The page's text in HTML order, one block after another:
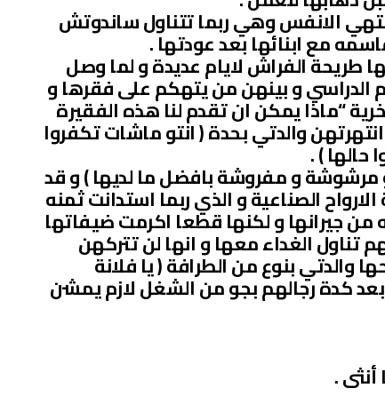
الانفس وهي ربما تتناول ساندوتش
مع ابنائها بعد عودتها .
طريحة الفراش لايام عديدة و لما وصل
الدراسي و بينهن من يتهكم على فقرها و
“ماذا يمكن ان تقدم لنا هذه الفقيرة
والدتي بحدة ( انتو ماشات تكفروا
حالها ) .
و مفروشة بافضل ما لديها ) و قد
الصناعية و الذي ربما استدانت ثمنه
من جيرانها و لكنها قطعا اكرمت ضيفاتها
الغداء معها و انها لن تتركهن
والدتي بنوع من الطرافة ( يا فلانة
كدة رجالهم بجو من الشغل لازم يمشن
.